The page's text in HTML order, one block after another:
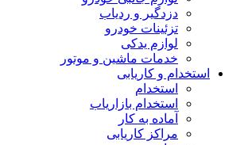
دزدگیر و ردیاب
تزئینات خودرو
لوازم یدکی
خدمات ماشین و موتور
استخدام و کاریابی
استخدام
استخدام بازاریاب
آماده به کار
مراکز کاریابی